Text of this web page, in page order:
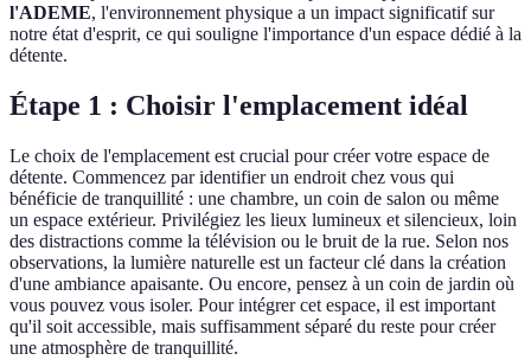
l'ADEME, l'environnement physique a un impact significatif sur
notre état d'esprit, ce qui souligne l'importance d'un espace dédié à la
détente.
Étape 1 : Choisir l'emplacement idéal
Le choix de l'emplacement est crucial pour créer votre espace de
détente. Commencez par identifier un endroit chez vous qui
bénéficie de tranquillité : une chambre, un coin de salon ou même
un espace extérieur. Privilégiez les lieux lumineux et silencieux, loin
des distractions comme la télévision ou le bruit de la rue. Selon nos
observations, la lumière naturelle est un facteur clé dans la création
d'une ambiance apaisante. Ou encore, pensez à un coin de jardin où
vous pouvez vous isoler. Pour intégrer cet espace, il est important
qu'il soit accessible, mais suffisamment séparé du reste pour créer
une atmosphère de tranquillité.